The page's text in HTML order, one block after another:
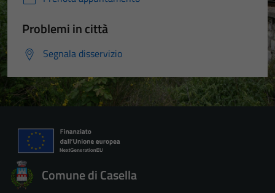
Problemi in città
Segnala disservizio
Comune di Casella